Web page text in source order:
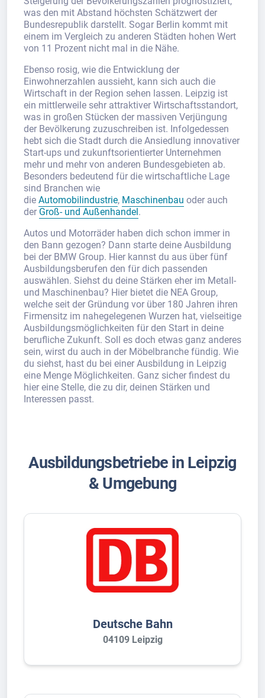
was den mit Abstand höchsten Schätzwert der
Bundesrepublik darstellt. Sogar Berlin kommt mit
einem im Vergleich zu anderen Städten hohen Wert
von 11 Prozent nicht mal in die Nähe.
Ebenso rosig, wie die Entwicklung der
Einwohnerzahlen aussieht, kann sich auch die
Wirtschaft in der Region sehen lassen. Leipzig ist
ein mittlerweile sehr attraktiver Wirtschaftsstandort,
was in großen Stücken der massiven Verjüngung
der Bevölkerung zuzuschreiben ist. Infolgedessen
hebt sich die Stadt durch die Ansiedlung innovativer
Start-ups und zukunftsorientierter Unternehmen
mehr und mehr von anderen Bundesgebieten ab.
Besonders bedeutend für die wirtschaftliche Lage
sind Branchen wie
die Automobilindustrie, Maschinenbau oder auch
der Groß- und Außenhandel .
Autos und Motorräder haben dich schon immer in
den Bann gezogen? Dann starte deine Ausbildung
bei der BMW Group. Hier kannst du aus über fünf
Ausbildungsberufen den für dich passenden
auswählen. Siehst du deine Stärken eher im Metall-
und Maschinenbau? Hier bietet die NEA Group,
welche seit der Gründung vor über 180 Jahren ihren
Firmensitz im nahegelegenen Wurzen hat, vielseitige
Ausbildungsmöglichkeiten für den Start in deine
berufliche Zukunft. Soll es doch etwas ganz anderes
sein, wirst du auch in der Möbelbranche fündig. Wie
du siehst, hast du bei einer Ausbildung in Leipzig
eine Menge Möglichkeiten. Ganz sicher findest du
hier eine Stelle, die zu dir, deinen Stärken und
Interessen passt.
Ausbildungsbetriebe in Leipzig
& Umgebung
Deutsche Bahn
04109 Leipzig